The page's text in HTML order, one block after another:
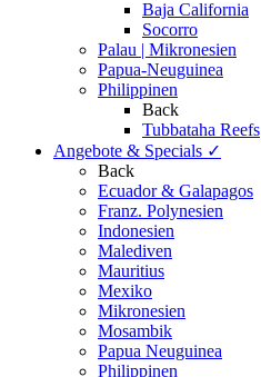
Baja California
Socorro
Palau | Mikronesien
Papua-Neuguinea
Philippinen
Back
Tubbataha Reefs
Angebote & Specials ✓
Back
Ecuador & Galapagos
Franz. Polynesien
Indonesien
Malediven
Mauritius
Mexiko
Mikronesien
Mosambik
Papua Neuguinea
Philippinen